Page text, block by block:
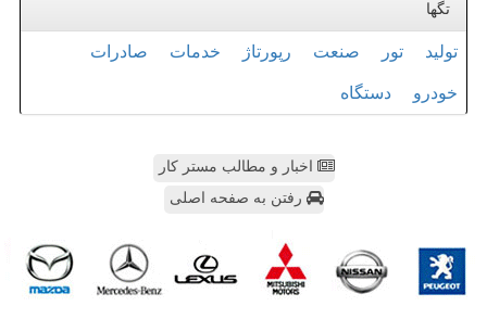
تگها
تولید تور صنعت رپورتاژ خدمات صادرات
خودرو دستگاه
اخبار و مطالب مستر کار
رفتن به صفحه اصلی